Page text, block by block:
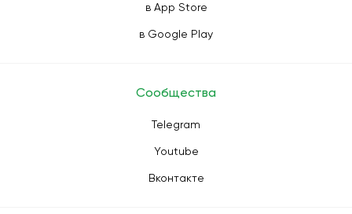
в App Store
в Google Play
Сообщества
Telegram
Youtube
Вконтакте